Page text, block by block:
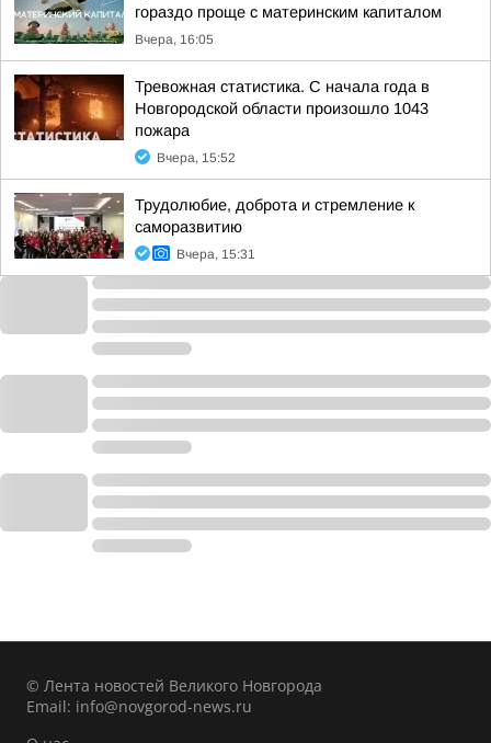
гораздо проще с материнским капиталом
Вчера, 16:05
Тревожная статистика. С начала года в
Новгородской области произошло 1043
пожара
Вчера, 15:52
Трудолюбие, доброта и стремление к
саморазвитию
Вчера, 15:31
© Лента новостей Великого Новгорода
Email: info@novgorod-news.ru